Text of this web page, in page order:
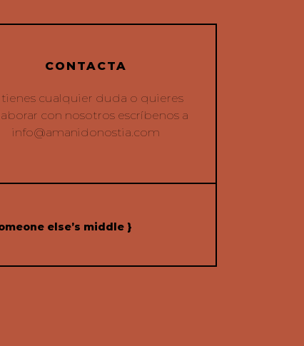
CONTACTA
tienes cualquier duda o quieres
con nosotros escríbenos a
info@amanidonostia.com
else’s middle }